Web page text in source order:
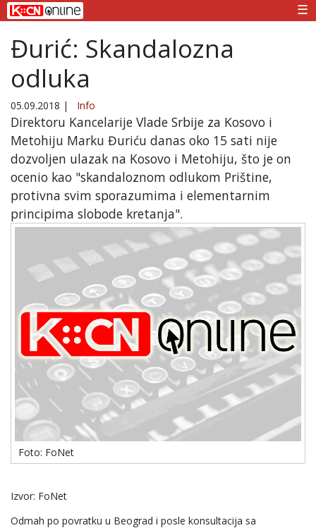
☰
Đurić: Skandalozna
odluka
05.09.2018 | Info
Direktoru Kancelarije Vlade Srbije za Kosovo i
Metohiju Marku Đuriću danas oko 15 sati nije
dozvoljen ulazak na Kosovo i Metohiju, što je on
ocenio kao "skandaloznom odlukom Prištine,
protivna svim sporazumima i elementarnim
principima slobode kretanja".
Foto: FoNet
Izvor: FoNet
Odmah po povratku u Beograd i posle konsultacija sa